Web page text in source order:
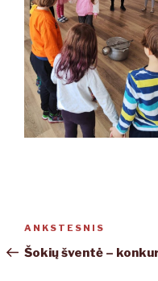
Navigacija
tarp
Ankstesnis
įrašas
ANKSTESNIS
Šokių šventė –